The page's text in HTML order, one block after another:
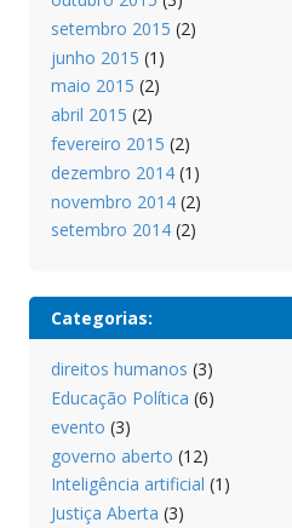
setembro 2015 (2)
junho 2015 (1)
maio 2015 (2)
abril 2015 (2)
fevereiro 2015 (2)
dezembro 2014(1)
novembro 2014(2)
setembro 2014(2)
Categorias:
direitos humanos (3)
Educação Política (6)
evento (3)
governo aberto (12)
Inteligência artificial (1)
Justiça Aberta (3)